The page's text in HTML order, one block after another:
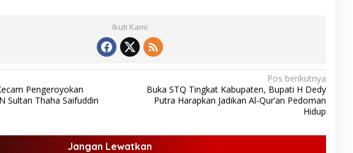
Ikuti Kami
Pengeroyokan
Sultan Thaha Saifuddin
Pos berikutnya
Buka STQ Tingkat Kabupaten, Bupati H Dedy
Putra Harapkan Jadikan Al-Qur’an Pedoman
Hidup
Jangan Lewatkan